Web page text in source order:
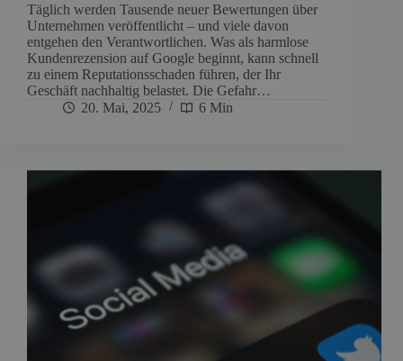
Täglich werden Tausende neuer Bewertungen über
Unternehmen veröffentlicht – und viele davon
entgehen den Verantwortlichen. Was als harmlose
Kundenrezension auf Google beginnt, kann schnell
zu einem Reputationsschaden führen, der Ihr
Geschäft nachhaltig belastet. Die Gefahr…
20. Mai, 2025
6 Min